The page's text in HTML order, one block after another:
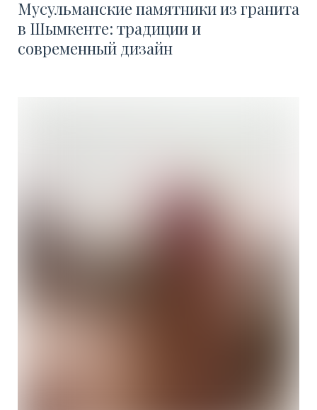
Мусульманские памятники из гранита
в Шымкенте: традиции и
современный дизайн